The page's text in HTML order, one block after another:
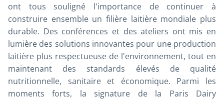
ont tous souligné l'importance de continuer à
construire ensemble un filière laitière mondiale plus
durable. Des conférences et des ateliers ont mis en
lumière des solutions innovantes pour une production
laitière plus respectueuse de l'environnement, tout en
maintenant des standards élevés de qualité
nutritionnelle, sanitaire et économique. Parmi les
moments forts, la signature de la Paris Dairy